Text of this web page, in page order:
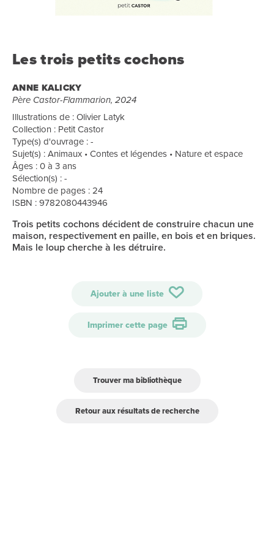
Les trois petits cochons
ANNE KALICKY
Père Castor-Flammarion, 2024
Illustrations de : Olivier Latyk
Collection : Petit Castor
Type(s) d'ouvrage : -
Sujet(s) : Animaux • Contes et légendes • Nature et espace
Âges : 0 à 3 ans
Sélection(s) : -
Nombre de pages : 24
ISBN : 9782080443946
Trois petits cochons décident de construire chacun une
maison, respectivement en paille, en bois et en briques.
Mais le loup cherche à les détruire.
Ajouter à une liste
Imprimer cette page
Trouver ma bibliothèque
Retour aux résultats de recherche